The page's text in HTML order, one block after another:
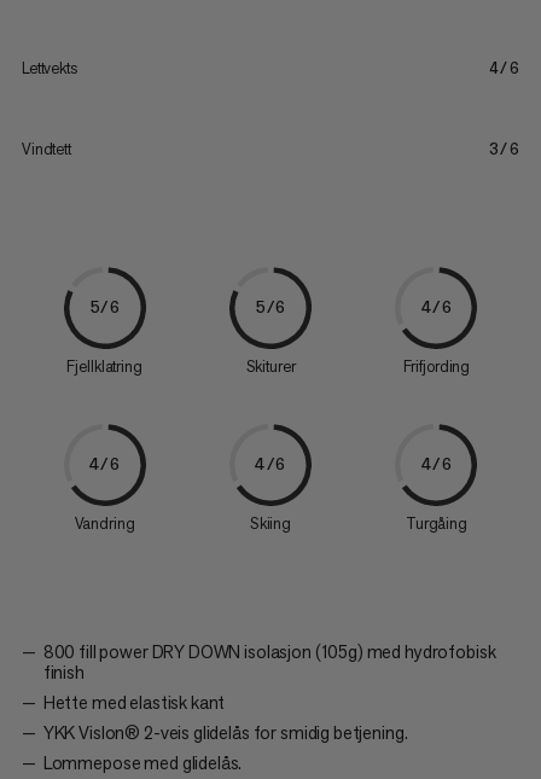
Lettvekts 4/6
Vindtett 3/6
5/6
Fjellklatring
5/6
Skiturer
4/6
Frifjording
4/6
Vandring
4/6
Skiing
4/6
Turgåing
800 fill power DRY DOWN isolasjon (105g) med hydrofobisk
finish
Hette med elastisk kant
YKK Vislon® 2-veis glidelås for smidig betjening.
Lommepose med glidelås.